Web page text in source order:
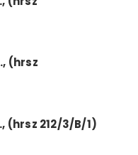
(hrsz
(hrsz 212/3/B/1)